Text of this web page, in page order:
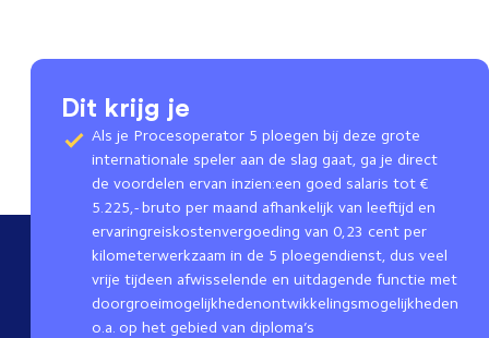
Dit krijg je
Als je Procesoperator 5 ploegen bij deze grote
internationale speler aan de slag gaat, ga je direct
de voordelen ervan inzien:een goed salaris tot €
5.225,- bruto per maand afhankelijk van leeftijd en
ervaringreiskostenvergoeding van 0,23 cent per
kilometerwerkzaam in de 5 ploegendienst, dus veel
vrije tijdeen afwisselende en uitdagende functie met
doorgroeimogelijkhedenontwikkelingsmogelijkheden
o.a. op het gebied van diploma’s